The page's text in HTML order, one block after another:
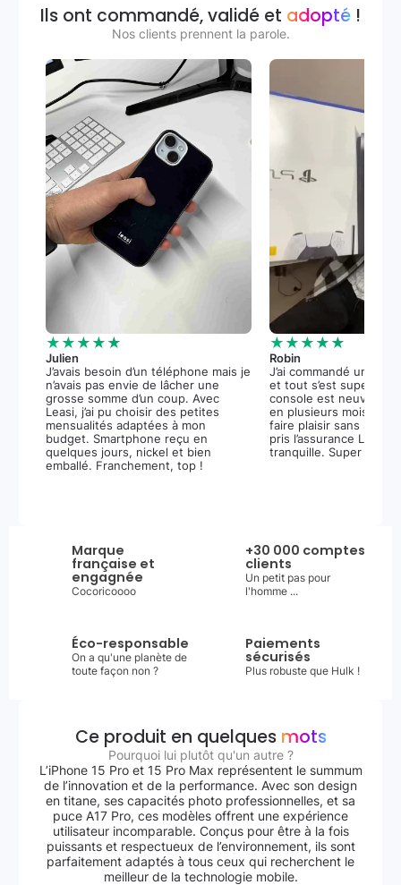
Ils ont commandé, validé et adopté !
Nos clients prennent la parole.
★★★★★
Julien
J’avais besoin d’un téléphone mais je
n’avais pas envie de lâcher une
grosse somme d’un coup. Avec
Leasi, j’ai pu choisir des petites
mensualités adaptées à mon
budget. Smartphone reçu en
quelques jours, nickel et bien
emballé. Franchement, top !
★★★★★
Robin
J’ai commandé une
et tout s’est super
console est neuve, et
en plusieurs mois m’a
faire plaisir sans stress.
pris l’assurance
tranquille. Super
Marque
française et
engagnée
Cocoricoooo
+30 000 comptes
clients
Un petit pas pour
l'homme ...
Éco-responsable
On a qu'une planète de
toute façon non ?
Paiements
sécurisés
Plus robuste que Hulk !
Ce produit en quelques mots
Pourquoi lui plutôt qu'un autre ?
L’iPhone 15 Pro et 15 Pro Max représentent le summum
de l’innovation et de la performance. Avec son design
en titane, ses capacités photo professionnelles, et sa
puce A17 Pro, ces modèles offrent une expérience
utilisateur incomparable. Conçus pour être à la fois
puissants et respectueux de l’environnement, ils sont
parfaitement adaptés à tous ceux qui recherchent le
meilleur de la technologie mobile.